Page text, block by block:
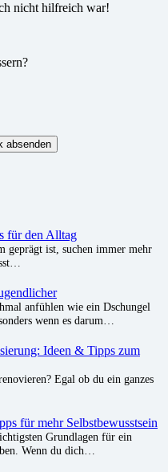
nicht hilfreich war!
absenden
für den Alltag
geprägt ist, suchen immer mehr
anfühlen wie ein Dschungel
wenn es darum…
Ideen & Tipps zum
Egal ob du ein ganzes
für mehr Selbstbewusstsein
Grundlagen für ein
Wenn du dich…